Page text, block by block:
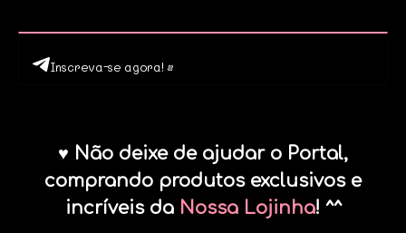
Inscreva-se agora! •
♥ Não deixe de ajudar o Portal,
comprando produtos exclusivos e
incríveis da Nossa Lojinha! ^^